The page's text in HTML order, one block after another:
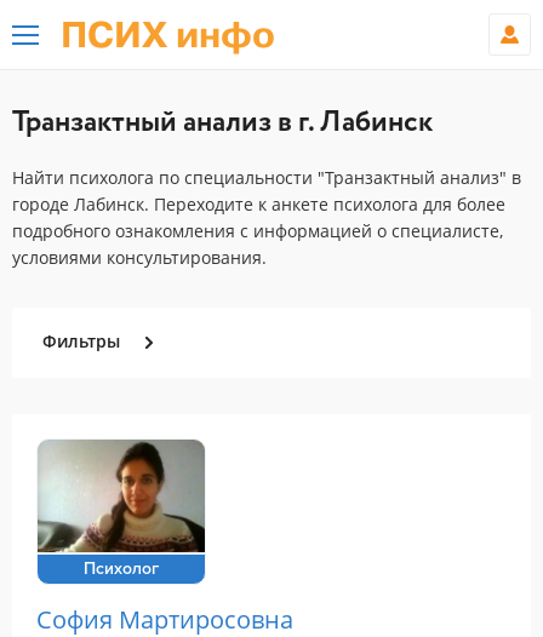
ПСИХ инфо
Транзактный анализ в г. Лабинск
Найти психолога по специальности "Транзактный анализ" в
городе Лабинск. Переходите к анкете психолога для более
подробного ознакомления с информацией о специалисте,
условиями консультирования.
Фильтры
Психолог
София Мартиросовна